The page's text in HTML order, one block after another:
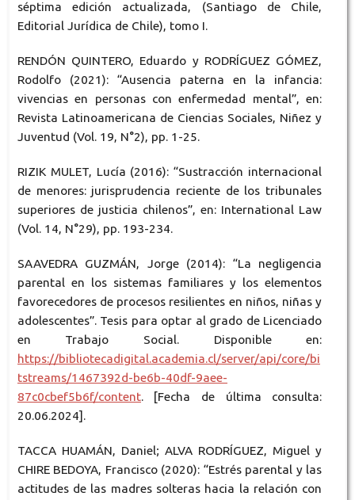
séptima edición actualizada, (Santiago de Chile,
Editorial Jurídica de Chile), tomo I.
RENDÓN QUINTERO, Eduardo y RODRÍGUEZ GÓMEZ,
Rodolfo (2021): “Ausencia paterna en la infancia:
vivencias en personas con enfermedad mental”, en:
Revista Latinoamericana de Ciencias Sociales, Niñez y
Juventud (Vol. 19, N°2), pp. 1-25.
RIZIK MULET, Lucía (2016): “Sustracción internacional
de menores: jurisprudencia reciente de los tribunales
superiores de justicia chilenos”, en: International Law
(Vol. 14, N°29), pp. 193-234.
SAAVEDRA GUZMÁN, Jorge (2014): “La negligencia
parental en los sistemas familiares y los elementos
favorecedores de procesos resilientes en niños, niñas y
adolescentes”. Tesis para optar al grado de Licenciado
en Trabajo Social. Disponible en:
https://bibliotecadigital.academia.cl/server/api/core/bi
tstreams/1467392d-be6b-40df-9aee-
87c0cbef5b6f/content. [Fecha de última consulta:
20.06.2024].
TACCA HUAMÁN, Daniel; ALVA RODRÍGUEZ, Miguel y
CHIRE BEDOYA, Francisco (2020): “Estrés parental y las
actitudes de las madres solteras hacia la relación con